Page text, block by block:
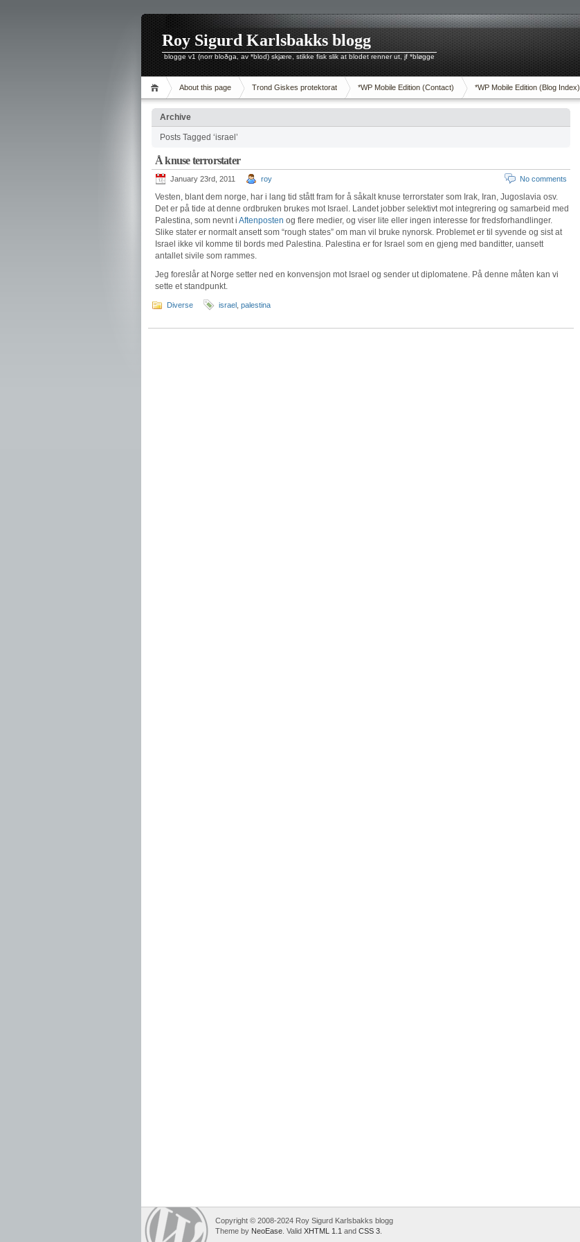
Roy Sigurd Karlsbakks blogg
blogge v1 (norr bloðga, av *blod) skjære, stikke fisk slik at blodet renner ut, jf *bløgge
About this page Trond Giskes protektorat *WP Mobile Edition (Contact) *WP Mobile Edition (Blog Index)
Archive
Posts Tagged ‘israel’
Å knuse terrorstater
January 23rd, 2011 roy No comments
Vesten, blant dem norge, har i lang tid stått fram for å såkalt knuse terrorstater som Irak, Iran, Jugoslavia osv.
Det er på tide at denne ordbruken brukes mot Israel. Landet jobber selektivt mot integrering og samarbeid med
Palestina, som nevnt i Aftenposten og flere medier, og viser lite eller ingen interesse for fredsforhandlinger.
Slike stater er normalt ansett som “rough states” om man vil bruke nynorsk. Problemet er til syvende og sist at
Israel ikke vil komme til bords med Palestina. Palestina er for Israel som en gjeng med banditter, uansett
antallet sivile som rammes.
Jeg foreslår at Norge setter ned en konvensjon mot Israel og sender ut diplomatene. På denne måten kan vi
sette et standpunkt.
Diverse israel palestina
Copyright © 2008-2024 Roy Sigurd Karlsbakks blogg
Theme by NeoEase . Valid XHTML 1.1 and CSS 3